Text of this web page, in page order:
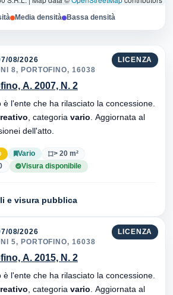
Media densità Bassa densità
LICENZA
08/2026
8, PORTOFINO, 16038
A. 2007, N. 2
l'ente che ha rilasciato la concessione.
, categoria vario
10 versionei dell'atto.
Vario
> 20 m²
Visura disponibile
e visura pubblica
LICENZA
08/2026
5, PORTOFINO, 16038
A. 2015, N. 2
l'ente che ha rilasciato la concessione.
, categoria vario